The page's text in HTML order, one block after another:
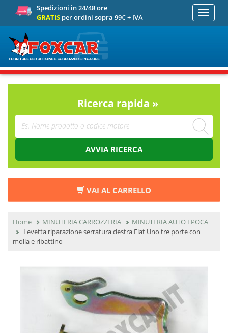
Spedizioni in 24/48 ore
GRATIS per ordini sopra 99€ + IVA
Toggle
Ricerca rapida »
AVVIA RICERCA
VAI AL CARRELLO
Home MINUTERIA CARROZZERIA
MINUTERIA AUTO EPOCA
Levetta riparazione serratura destra Fiat Uno tre porte con
molla e ribattino